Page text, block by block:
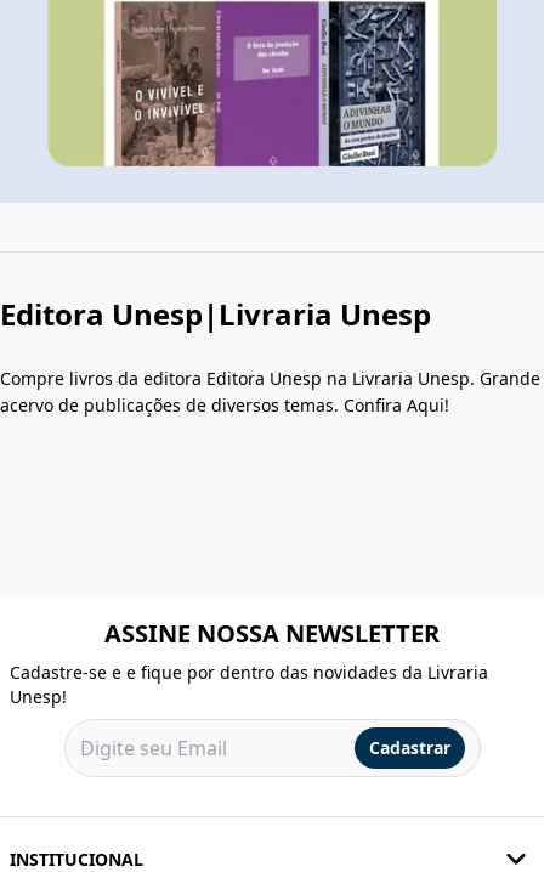
Editora Unesp|Livraria Unesp
Compre livros da editora Editora Unesp na Livraria Unesp. Grande
acervo de publicações de diversos temas. Confira Aqui!
ASSINE NOSSA NEWSLETTER
Cadastre-se e e fique por dentro das novidades da Livraria
Unesp!
Cadastrar
INSTITUCIONAL